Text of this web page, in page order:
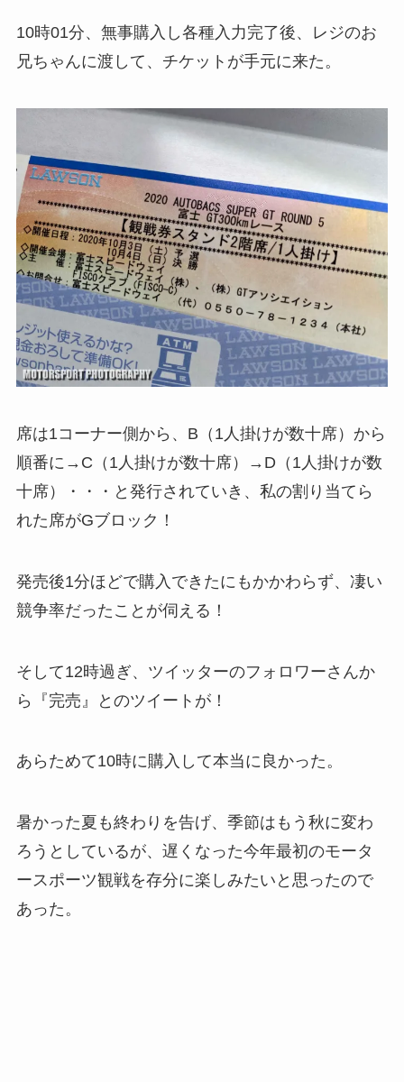
10時01分、無事購入し各種入力完了後、レジのお
兄ちゃんに渡して、チケットが手元に来た。
席は1コーナー側から、B（1人掛けが数十席）から
順番に→C（1人掛けが数十席）→D（1人掛けが数
十席）・・・と発行されていき、私の割り当てら
れた席がGブロック！
発売後1分ほどで購入できたにもかかわらず、凄い
競争率だったことが伺える！
そして12時過ぎ、ツイッターのフォロワーさんか
ら『完売』とのツイートが！
あらためて10時に購入して本当に良かった。
暑かった夏も終わりを告げ、季節はもう秋に変わ
ろうとしているが、遅くなった今年最初のモータ
ースポーツ観戦を存分に楽しみたいと思ったので
あった。